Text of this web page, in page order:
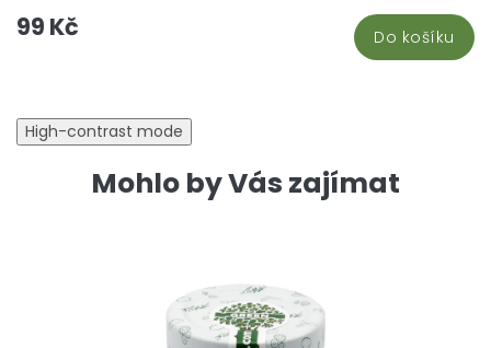
99 Kč Do košíku
High-contrast mode
Mohlo by Vás zajímat